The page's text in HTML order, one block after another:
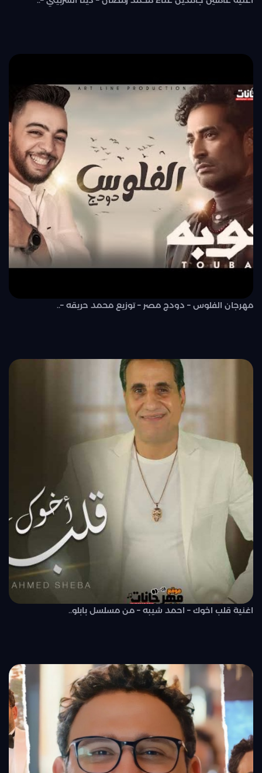
مهرجان الفلوس – دودج مصر – توزيع محمد حريقه –..
اغنية قلب اخوك – احمد شيبه – من مسلسل بابلو..